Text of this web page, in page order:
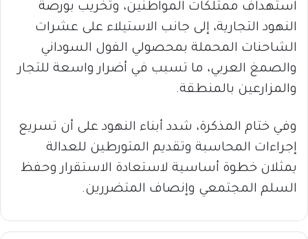
استهداف ممتلكات المواطنين، وتخريب بورصة
النهود التجارية، إلى جانب الاستيلاء على عشرات
الشاحنات المحملة بمحصولي الفول السوداني
والصمغ العربي، ما تسبب في أضرار واسعة للتجار
والمزارعين بالمنطقة.
وفي ختام المذكرة، شدد أبناء النهود على أن تسريع
إجراءات المحاسبة وتقديم المتورطين للعدالة
يمثلان خطوة أساسية لاستعادة الاستقرار وحفظ
السلم المجتمعي وإنصاف المتضررين.